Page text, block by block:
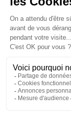
Agence du Sud-Est
291 Rue Albert Caquot
06560 Valbonne